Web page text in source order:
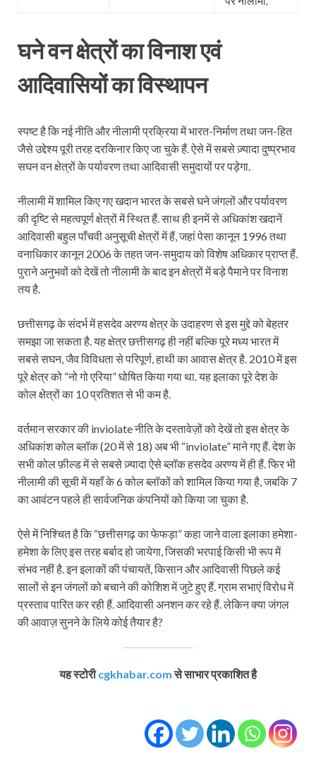
घने वन क्षेत्रों का विनाश एवं
आदिवासियों का विस्थापन
स्पष्ट है कि नई नीति और नीलामी प्रक्रिया में भारत-निर्माण तथा जन-हित
जैसे उद्देश्य पूरी तरह दरकिनार किए जा चुके हैं. ऐसे में सबसे ज़्यादा दुष्प्रभाव
सघन वन क्षेत्रों के पर्यावरण तथा आदिवासी समुदायों पर पड़ेगा.
नीलामी में शामिल किए गए खदान भारत के सबसे घने जंगलों और पर्यावरण
की दृष्टि से महत्वपूर्ण क्षेत्रों में स्थित हैं. साथ ही इनमें से अधिकांश खदानें
आदिवासी बहुल पाँचवी अनुसूची क्षेत्रों में हैं, जहां पेसा कानून 1996 तथा
वनाधिकार कानून 2006 के तहत जन-समुदाय को विशेष अधिकार प्राप्त हैं.
पुराने अनुभवों को देखें तो नीलामी के बाद इन क्षेत्रों में बड़े पैमाने पर विनाश
तय है.
छत्तीसगढ़ के संदर्भ में हसदेव अरण्य क्षेत्र के उदाहरण से इस मुद्दे को बेहतर
समझा जा सकता है. यह क्षेत्र छत्तीसगढ़ ही नहीं बल्कि पूरे मध्य भारत में
सबसे सघन, जैव विविधता से परिपूर्ण, हाथी का आवास क्षेत्र है. 2010 में इस
पूरे क्षेत्र को “नो गो एरिया” घोषित किया गया था. यह इलाका पूरे देश के
कोल क्षेत्रों का 10 प्रतिशत से भी कम है.
वर्तमान सरकार की inviolate नीति के दस्तावेज़ों को देखें तो इस क्षेत्र के
अधिकांश कोल ब्लॉक (20 में से 18) अब भी “inviolate” माने गए हैं. देश के
सभी कोल फ़ील्ड में से सबसे ज़्यादा ऐसे ब्लॉक हसदेव अरण्य में ही हैं. फिर भी
नीलामी की सूची में यहाँ के 6 कोल ब्लॉकों को शामिल किया गया है, जबकि 7
का आवंटन पहले ही सार्वजनिक कंपनियों को किया जा चुका है.
ऐसे में निश्चित है कि “छत्तीसगढ़ का फेफड़ा” कहा जाने वाला इलाका हमेशा-
हमेशा के लिए इस तरह बर्बाद हो जायेगा, जिसकी भरपाई किसी भी रूप में
संभव नहीं है. इन इलाकों की पंचायतें, किसान और आदिवासी पिछले कई
सालों से इन जंगलों को बचाने की कोशिश में जुटे हुए हैं. ग्राम सभाएं विरोध में
प्रस्ताव पारित कर रही हैं. आदिवासी अनशन कर रहे हैं. लेकिन क्या जंगल
की आवाज़ सुनने के लिये कोई तैयार है?
यह स्टोरीcgkhabar.comसे साभार प्रकाशित है